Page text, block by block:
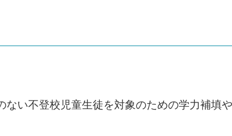
い不登校児童生徒を対象のための学力補填